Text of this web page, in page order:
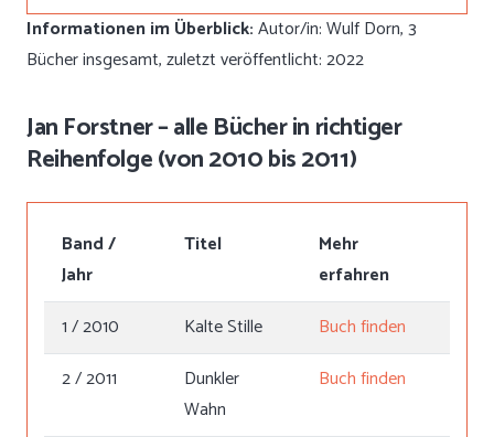
Informationen im Überblick:Autor/in: Wulf Dorn, 3
Bücher insgesamt, zuletzt veröffentlicht: 2022
Jan Forstner – alle Bücher in richtiger
Reihenfolge (von 2010 bis 2011)
Band /
Jahr
Titel
Mehr
erfahren
1 / 2010
Kalte Stille
Buch finden
2 / 2011
Dunkler
Wahn
Buch finden